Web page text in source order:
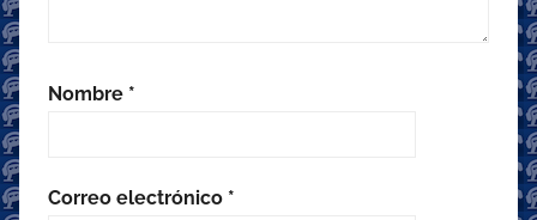
Nombre *
Correo electrónico *